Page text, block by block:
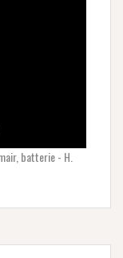
batterie - H.